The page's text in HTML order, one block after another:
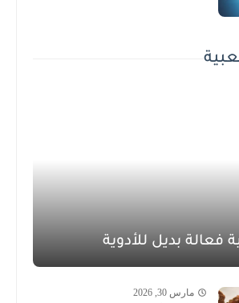
بديل للأدوية
مارس 30, 2026